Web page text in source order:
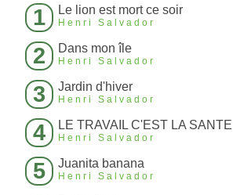
1 Le lion est mort ce soir
Henri Salvador
2 Dans mon île
Henri Salvador
3 Jardin d'hiver
Henri Salvador
4 LE TRAVAIL C'EST LA SANTE
Henri Salvador
5 Juanita banana
Henri Salvador